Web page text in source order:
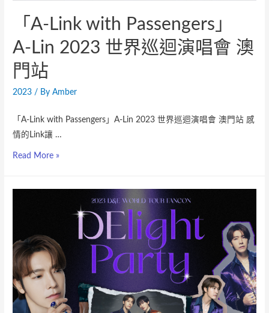
「A-Link with Passengers」
A-Lin 2023 世界巡迴演唱會 澳
門站
2023 / ByAmber
「A-Link with Passengers」A-Lin 2023 世界巡迴演唱會 澳門站 感
情的Link讓 …
Read More »